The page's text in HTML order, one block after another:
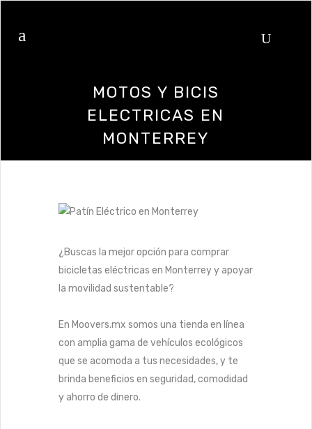
MOTOS Y BICIS
ELECTRICAS EN
MONTERREY
¿Buscas la mejor opción para comprar
bicicletas eléctricas en Monterrey y apoyar
la movilidad sustentable?
En Moovers.mx somos una tienda en línea
con amplia gama de vehículos ecológicos
que se acomoda a tus necesidades, y te
brinda beneficios en seguridad, comodidad
y ahorro de dinero.